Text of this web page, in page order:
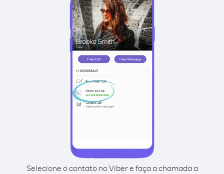
Selecione o contato no Viber e faça a chamada a